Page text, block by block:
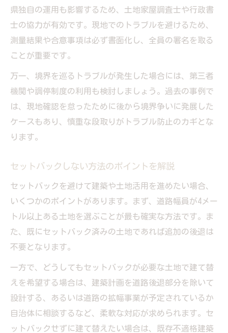
県独自の運用も影響するため、土地家屋調査士や行政書
士の協力が有効です。現地でのトラブルを避けるため、
測量結果や合意事項は必ず書面化し、全員の署名を取る
ことが重要です。
万一、境界を巡るトラブルが発生した場合には、第三者
機関や調停制度の利用も検討しましょう。過去の事例で
は、現地確認を怠ったために後から境界争いに発展した
ケースもあり、慎重な段取りがトラブル防止のカギとな
ります。
セットバックしない方法のポイントを解説
セットバックを避けて建築や土地活用を進めたい場合、
いくつかのポイントがあります。まず、道路幅員が4メー
トル以上ある土地を選ぶことが最も確実な方法です。ま
た、既にセットバック済みの土地であれば追加の後退は
不要となります。
一方で、どうしてもセットバックが必要な土地で建て替
えを希望する場合は、建築計画を道路後退部分を除いて
設計する、あるいは道路の拡幅事業が予定されているか
自治体に相談するなど、柔軟な対応が求められます。セ
ットバックせずに建て替えたい場合は、既存不適格建築